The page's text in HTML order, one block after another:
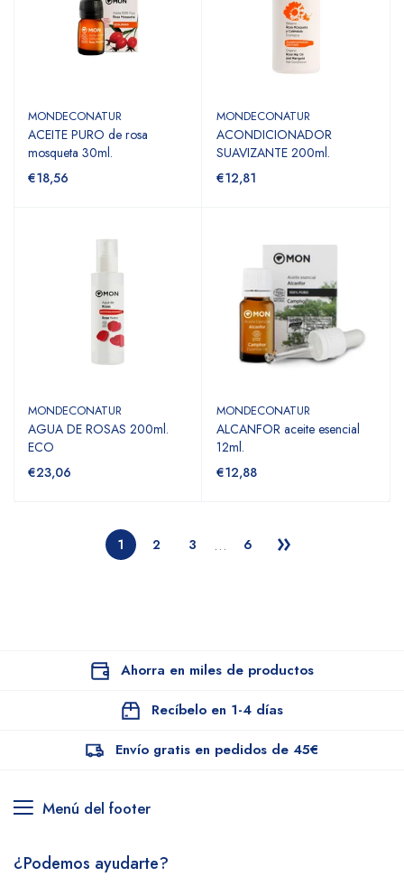
MONDECONATUR
ACEITE PURO de rosa
mosqueta 30ml.
€18,56
MONDECONATUR
ACONDICIONADOR
SUAVIZANTE 200ml.
€12,81
MONDECONATUR
AGUA DE ROSAS 200ml.
ECO
€23,06
MONDECONATUR
ALCANFOR aceite esencial
12ml.
€12,88
1 2 3 … 6
Ahorra en miles de productos
Recíbelo en 1-4 días
Envío gratis en pedidos de 45€
Menú del footer
¿Podemos ayudarte?